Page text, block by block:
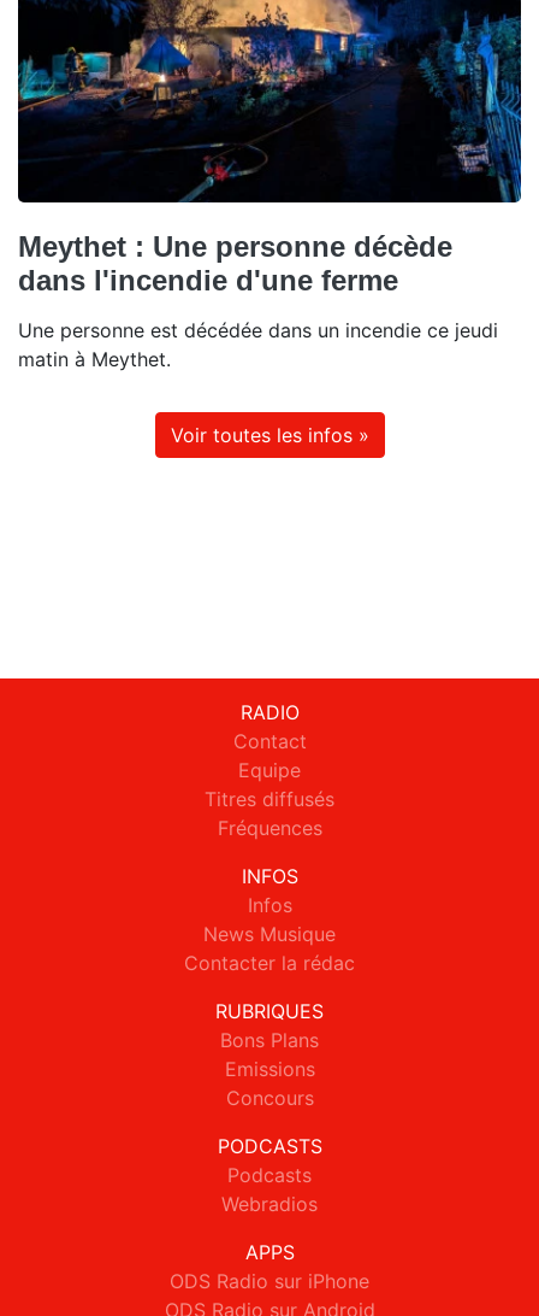
Meythet : Une personne décède
dans l'incendie d'une ferme
Une personne est décédée dans un incendie ce jeudi
matin à Meythet.
Voir toutes les infos »
RADIO
Contact
Equipe
Titres diffusés
Fréquences
INFOS
Infos
News Musique
Contacter la rédac
RUBRIQUES
Bons Plans
Emissions
Concours
PODCASTS
Podcasts
Webradios
APPS
ODS Radio sur iPhone
ODS Radio sur Android